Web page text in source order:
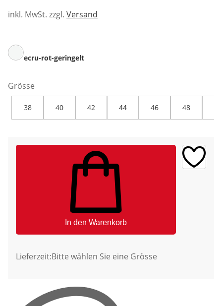
inkl. MwSt. zzgl. Versand
ecru-rot-geringelt
Grösse
38 40 42 44 46 48
In den Warenkorb
Lieferzeit:Bitte wählen Sie eine Grösse